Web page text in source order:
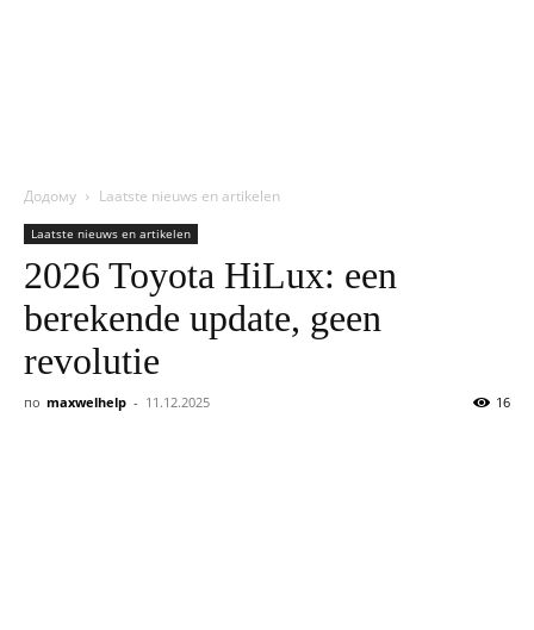
Додому Laatste nieuws en artikelen
Laatste nieuws en artikelen
2026 Toyota HiLux: een
berekende update, geen
revolutie
по maxwelhelp - 11.12.2025 16